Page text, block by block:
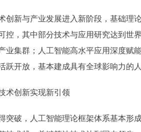
新与产业发展进入新阶段，基础理
控，其中部分技术与应用研究达到世
业集群；人工智能高水平应用深度赋
跃开放，基本建成具有全球影响力的
创新实现新引领
破，人工智能理论框架体系基本形